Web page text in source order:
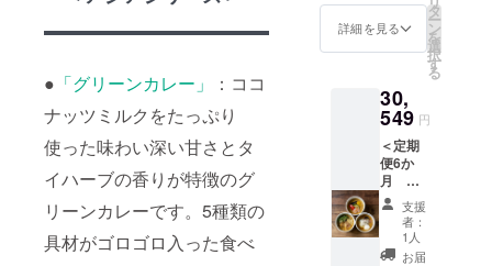
● 「グリーンカレー」
：ココ
ナッツミルクをたっぷり
使った味わい深い甘さとタ
イハーブの香りが特徴のグ
リーンカレーです。5種類の
具材がゴロゴロ入った食べ
があり
ます。
トスー
プの原
材料
は、HP
をご確
認くだ
さいま
せ
（https:
//www.c
トスー
プC＞
生姜の
彩り椀
・京風
牛すじ
カレー
煮込み
・鶏団
子とニ
ラのス
タミナ
＞ ・10
種野菜
と生姜
の和風
アクア
パッツ
ア ・魚
介のブ
イヤ
ベース
・8種野
菜のラ
タトュ
トスー
プA＞
彩り椀
・焼鮭
と白菜
のク
リーム
煮 ・ク
レーム
ドゥ
シャン
ピニオ
トマト
のガス
カレー
・マッ
サマン
カレー
・トム
ヤムク
ンラー
メン ・
ガパオ
ライス
スープ
A・B・
C、お雑
煮食べ
セット
を6か月
に渡っ
て各8個
ずつ送
りま
す。 今
回、
CHANT
MEAL
詳細を見る
タ
ー
ン
を
選
択
す
る
30,
549 円
＜定期
便6か
月
CHANT
MEAL
のカ
レー食
支援
者：
1人
お届